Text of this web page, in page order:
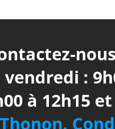
:
à 12h15